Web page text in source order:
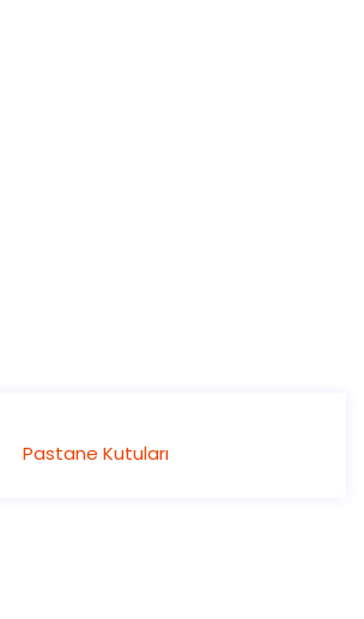
Pastane Kutuları